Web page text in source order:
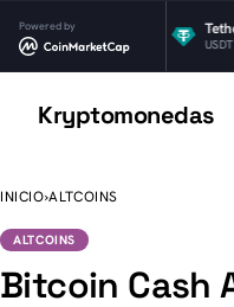
Powered by
$1.03
-0.3%
Tether
USDT
Kryptomonedas
INICIO›ALTCOINS
ALTCOINS
Bitcoin Cash